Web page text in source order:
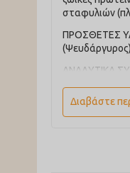
σταφυλιών
ΠΡΟΣΘΕΤΕΣ
ΑΝΑΛΥΤΙΚΑ
Διαβάστε